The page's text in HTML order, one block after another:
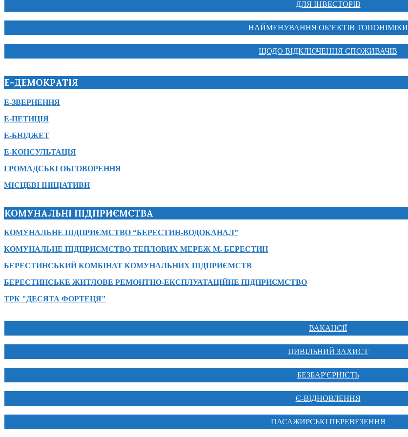
ДЛЯ ІНВЕСТОРІВ
НАЙМЕНУВАННЯ ОБ’ЄКТІВ ТОПОНІМІКИ
ЩОДО ВІДКЛЮЧЕННЯ СПОЖИВАЧІВ
Е-ДЕМОКРАТІЯ
Е-ЗВЕРНЕННЯ
Е-ПЕТИЦІЯ
Е-БЮДЖЕТ
Е-КОНСУЛЬТАЦІЯ
ГРОМАДСЬКІ ОБГОВОРЕННЯ
МІСЦЕВІ ІНІЦІАТИВИ
КОМУНАЛЬНІ ПІДПРИЄМСТВА
КОМУНАЛЬНЕ ПІДПРИЄМСТВО “БЕРЕСТИН-ВОДОКАНАЛ”
КОМУНАЛЬНЕ ПІДПРИЄМСТВО ТЕПЛОВИХ МЕРЕЖ М. БЕРЕСТИН
БЕРЕСТИНСЬКИЙ КОМБІНАТ КОМУНАЛЬНИХ ПІДПРИЄМСТВ
БЕРЕСТИНСЬКЕ ЖИТЛОВЕ РЕМОНТНО-ЕКСПЛУАТАЦІЙНЕ ПІДПРИЄМСТВО
ТРК "ДЕСЯТА ФОРТЕЦЯ"
ВАКАНСІЇ
ЦИВІЛЬНИЙ ЗАХИСТ
БЕЗБАР'ЄРНІСТЬ
Є-ВІДНОВЛЕННЯ
ПАСАЖИРСЬКІ ПЕРЕВЕЗЕННЯ